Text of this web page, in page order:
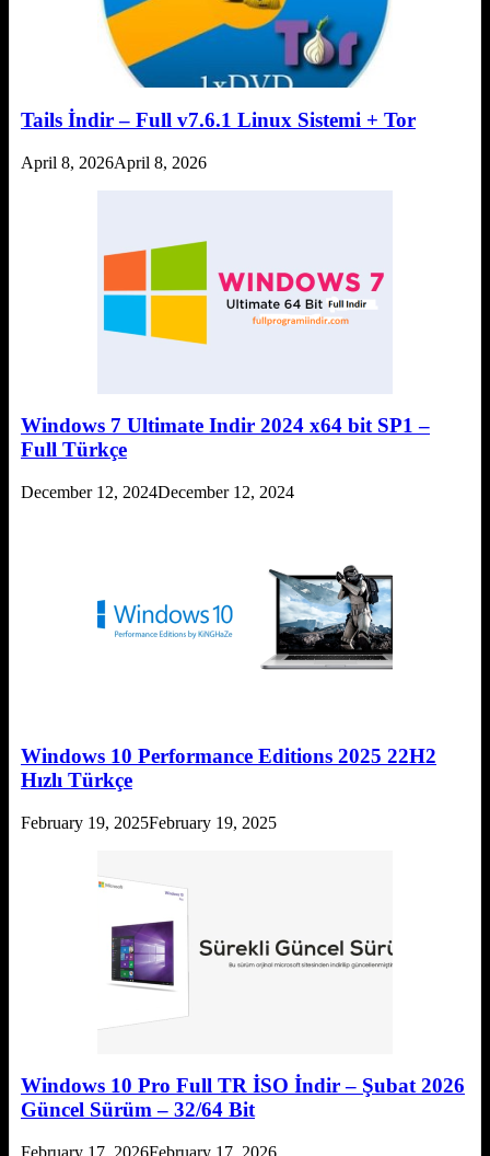
Tails İndir – Full v7.6.1 Linux Sistemi + Tor
April 8, 2026April 8, 2026
Windows 7 Ultimate Indir 2024 x64 bit SP1 –
Full Türkçe
December 12, 2024December 12, 2024
Windows 10 Performance Editions 2025 22H2
Hızlı Türkçe
February 19, 2025February 19, 2025
Windows 10 Pro Full TR İSO İndir – Şubat 2026
Güncel Sürüm – 32/64 Bit
February 17, 2026February 17, 2026